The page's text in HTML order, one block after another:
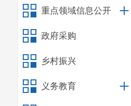
重点领域信息公开
政府采购
乡村振兴
义务教育